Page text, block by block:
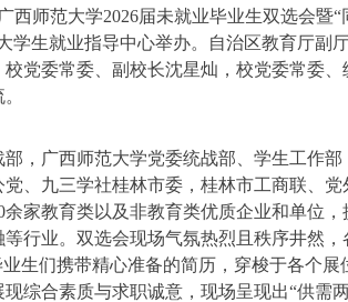
西师范大学2026届未就业毕业生双选会暨“
学生就业指导中心举办。自治区教育厅副
党委常委、副校长沈星灿，校党委常委、
，广西师范大学党委统战部、学生工作部
、九三学社桂林市委，桂林市工商联、
家教育类以及非教育类优质企业和单位，
行业。双选会现场气氛热烈且秩序井然
生们携带精心准备的简历，穿梭于各个展
综合素质与求职诚意，现场呈现出“供需两